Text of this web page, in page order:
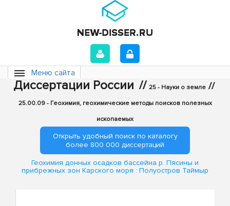
Меню сайта
Диссертации России // 25 - Науки о земле //
25.00.09 - Геохимия, геохимические методы поисков полезных
ископаемых
Открыть удобный поиск по каталогу
более 800 000 диссертаций
Геохимия донных осадков бассейна р. Пясины и
прибрежных зон Карского моря : Полуостров Таймыр